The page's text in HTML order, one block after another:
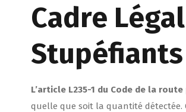
Cadre
Stupéfiants
L’article L235-1 du Code de la
quelle que soit la quantité détectée.